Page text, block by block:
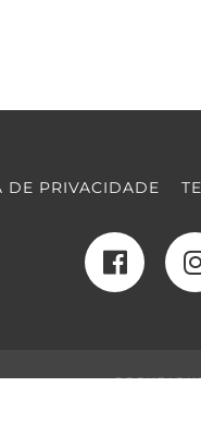
DE PRIVACIDADE